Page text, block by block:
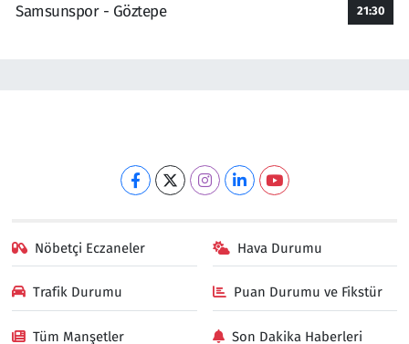
Samsunspor - Göztepe
21:30
Nöbetçi Eczaneler Hava Durumu
Trafik Durumu Puan Durumu ve Fikstür
Tüm Manşetler Son Dakika Haberleri